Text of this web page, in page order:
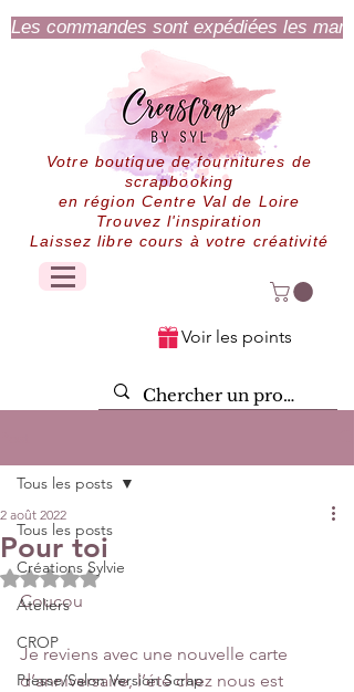
Les commandes sont expédiées les
Votre boutique de fournitures de
scrapbooking
en région Centre Val de Loire
Trouvez l'inspiration
Laissez libre cours à votre créativité
Voir les points
Tous les posts
Créations Sylvie
Ateliers
CROP
Presse/Salon Version Scrap
Tous les posts
Pour toi
2 août 2022
Noté NaN étoiles sur 5.
Coucou
Je reviens avec une nouvelle carte
d’anniversaire, l’été chez nous est